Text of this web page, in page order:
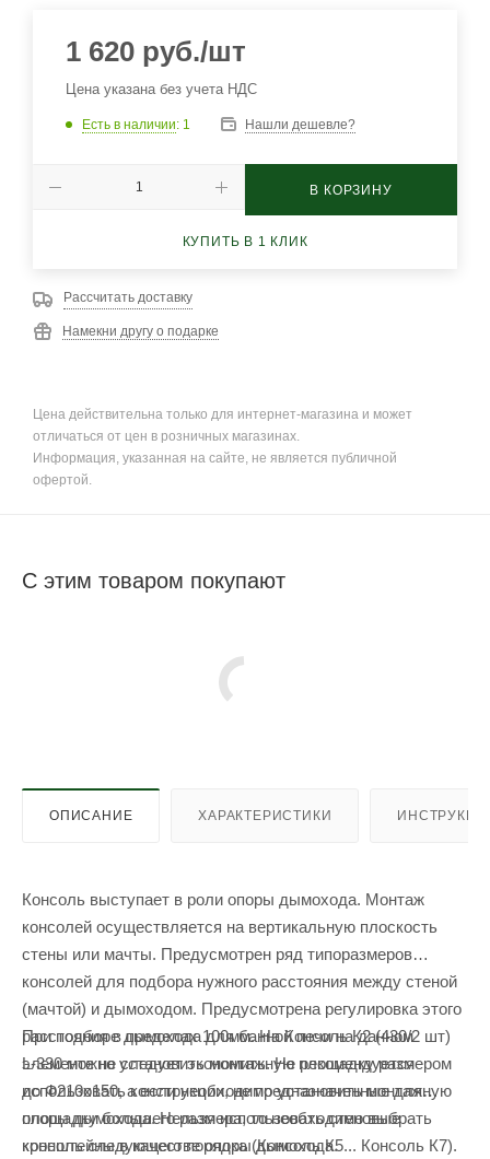
1 620 руб./шт
Цена указана без учета НДС
Есть в наличии: 1 Нашли дешевле?
В КОРЗИНУ
КУПИТЬ В 1 КЛИК
Рассчитать доставку
Намекни другу о подарке
Цена действительна только для интернет-магазина и может
отличаться от цен в розничных магазинах.
Информация, указанная на сайте, не является публичной
офертой.
С этим товаром покупают
ОПИСАНИЕ ХАРАКТЕРИСТИКИ
Консоль выступает в роли опоры дымохода. Монтаж
консолей осуществляется на вертикальную плоскость
cтены или мачты. Предусмотрен ряд типоразмеров
консолей для подбора нужного расстояния между стеной
(мачтой) и дымоходом. Предусмотрена регулировка этого
расстояния в пределах 100мм. На Консоль К2 (430/2 шт)
L-330 можно установить монтажную площадку размером
до Ф210х150, а если необходимо установить монтажную
площадку большего размера, то необходимо выбрать
консоль следующего порядка (Консоль К5... Консоль К7).
При подборе дымохода для банной печи на данном
элементе не следует экономить. Не рекомендуется
использовать конструкции, не предназначенные для
опоры дымохода. Нельзя использовать стеновые
кронштейны в качестве опоры дымохода.